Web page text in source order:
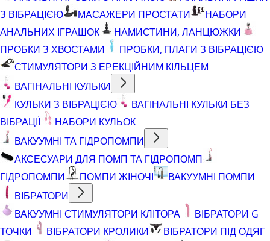
З ВІБРАЦІЄЮ
МАСАЖЕРИ ПРОСТАТИ
НАБОРИ
АНАЛЬНИХ ІГРАШОК
НАМИСТИНИ, ЛАНЦЮЖКИ
ПРОБКИ З ХВОСТАМИ
ПРОБКИ, ПЛАГИ З ВІБРАЦІЄЮ
СТИМУЛЯТОРИ З ЕРЕКЦІЙНИМ КІЛЬЦЕМ
ВАГІНАЛЬНІ КУЛЬКИ
КУЛЬКИ З ВІБРАЦІЄЮ
ВАГІНАЛЬНІ КУЛЬКИ БЕЗ
ВІБРАЦІЇ
НАБОРИ КУЛЬОК
ВАКУУМНІ ТА ГІДРОПОМПИ
АКСЕСУАРИ ДЛЯ ПОМП ТА ГІДРОПОМП
ГІДРОПОМПИ
ПОМПИ ЖІНОЧІ
ВАКУУМНІ ПОМПИ
ВІБРАТОРИ
ВАКУУМНІ СТИМУЛЯТОРИ КЛІТОРА
ВІБРАТОРИ G
ТОЧКИ
ВІБРАТОРИ КРОЛИКИ
ВІБРАТОРИ ПІД ОДЯГ